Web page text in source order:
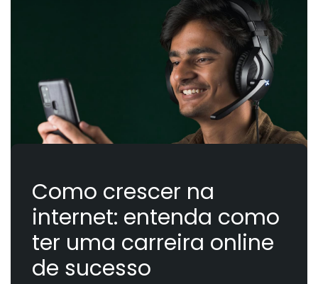
Como crescer na
internet: entenda como
ter uma carreira online
de sucesso